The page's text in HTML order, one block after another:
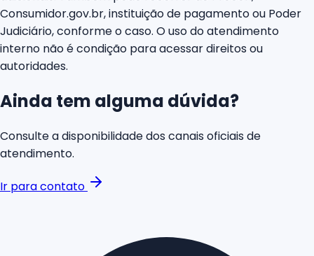
Consumidor.gov.br, instituição de pagamento ou Poder
Judiciário, conforme o caso. O uso do atendimento
interno não é condição para acessar direitos ou
autoridades.
Ainda tem alguma dúvida?
Consulte a disponibilidade dos canais oficiais de
atendimento.
Ir para contato